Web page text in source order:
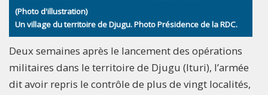
(Photo d'illustration)
Un village du territoire de Djugu. Photo Présidence de la RDC.
Deux semaines après le lancement des opérations
militaires dans le territoire de Djugu (Ituri), l’armée
dit avoir repris le contrôle de plus de vingt localités,